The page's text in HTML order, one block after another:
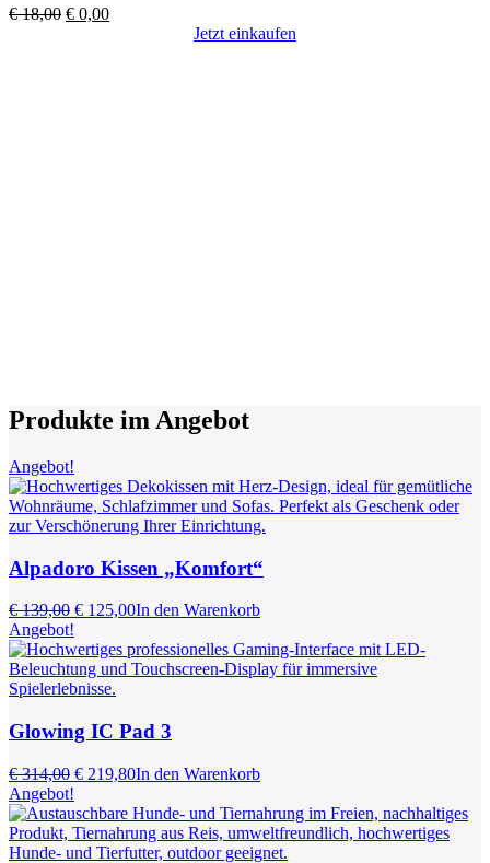
€18,00 Ursprünglicher
€ 0,00Aktueller
Jetzt einkaufen
Produkte im Angebot
Angebot!
Alpadoro Kissen „Komfort“
€139,00 Ursprünglicher
war:
€ 139,00
€ 125,00Aktueller
ist:
€ 125,00.
In den Warenkorb
Angebot!
Glowing IC Pad 3
€314,00 Ursprünglicher
war:
€ 314,00
€ 219,80Aktueller
ist:
€ 219,80.
In den Warenkorb
Angebot!